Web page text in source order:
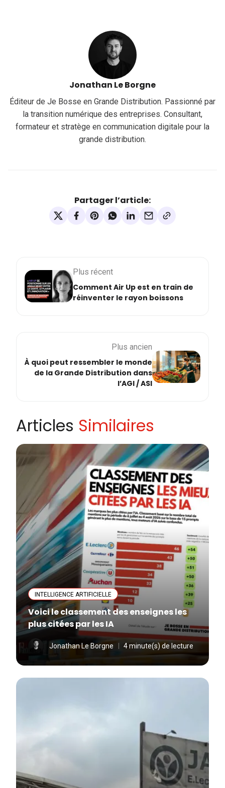
Jonathan Le Borgne
Éditeur de Je Bosse en Grande Distribution. Passionné par
la transition numérique des entreprises. Consultant,
formateur et stratège en communication digitale pour la
grande distribution.
Partager l’article:
Plus récent
Comment Air Up est en train de
réinventer le rayon boissons
Plus ancien
À quoi peut ressembler le monde
de la Grande Distribution dans
l’AGI / ASI
Articles Similaires
INTELLIGENCE ARTIFICIELLE
Voici le classement des enseignes les
plus citées par les IA
Jonathan Le Borgne 4 minute(s) de lecture